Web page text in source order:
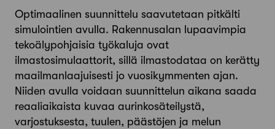
Optimaalinen suunnittelu saavutetaan pitkälti
simulointien avulla. Rakennusalan lupaavimpia
tekoälypohjaisia työkaluja ovat
ilmastosimulaattorit, sillä ilmastodataa on kerätty
maailmanlaajuisesti jo vuosikymmenten ajan.
Niiden avulla voidaan suunnittelun aikana saada
reaaliaikaista kuvaa aurinkosäteilystä,
varjostuksesta, tuulen, päästöjen ja melun